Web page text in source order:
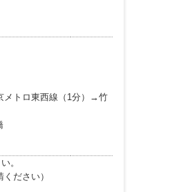
メトロ東西線（1分）→竹
。
ださい）